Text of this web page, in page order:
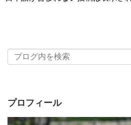
プロフィール